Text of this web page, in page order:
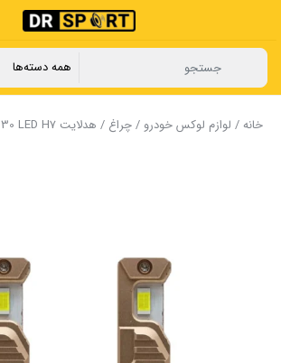
خانه/ لوازم لوکس خودرو /چراغ / هدلایت SAM T30 LED H7